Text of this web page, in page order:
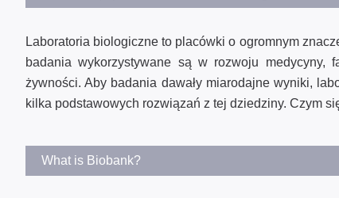
Laboratoria biologiczne to placówki o ogromnym
badania wykorzystywane są w rozwoju
żywności. Aby badania dawały miarodajne wyniki,
kilka podstawowych rozwiązań z tej dziedziny. Czym
What is Biobank?